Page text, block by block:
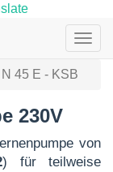
N 45 E - KSB
230V
von
) für teilweise